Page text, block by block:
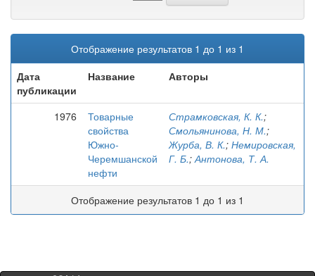
Отображение результатов 1 до 1 из 1
Дата
публикации
Название Авторы
1976
Товарные
свойства
Южно-
Черемшанской
нефти
Страмковская, К. К.;
Смольянинова, Н. М.;
Журба, В. К.; Немировская,
Г. Б.;Антонова, Т. А.
Отображение результатов 1 до 1 из 1